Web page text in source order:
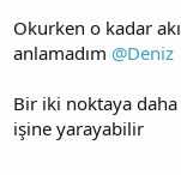
Okurken o kadar
anlamadım @Deniz
Bir iki noktaya
işine yarayabilir